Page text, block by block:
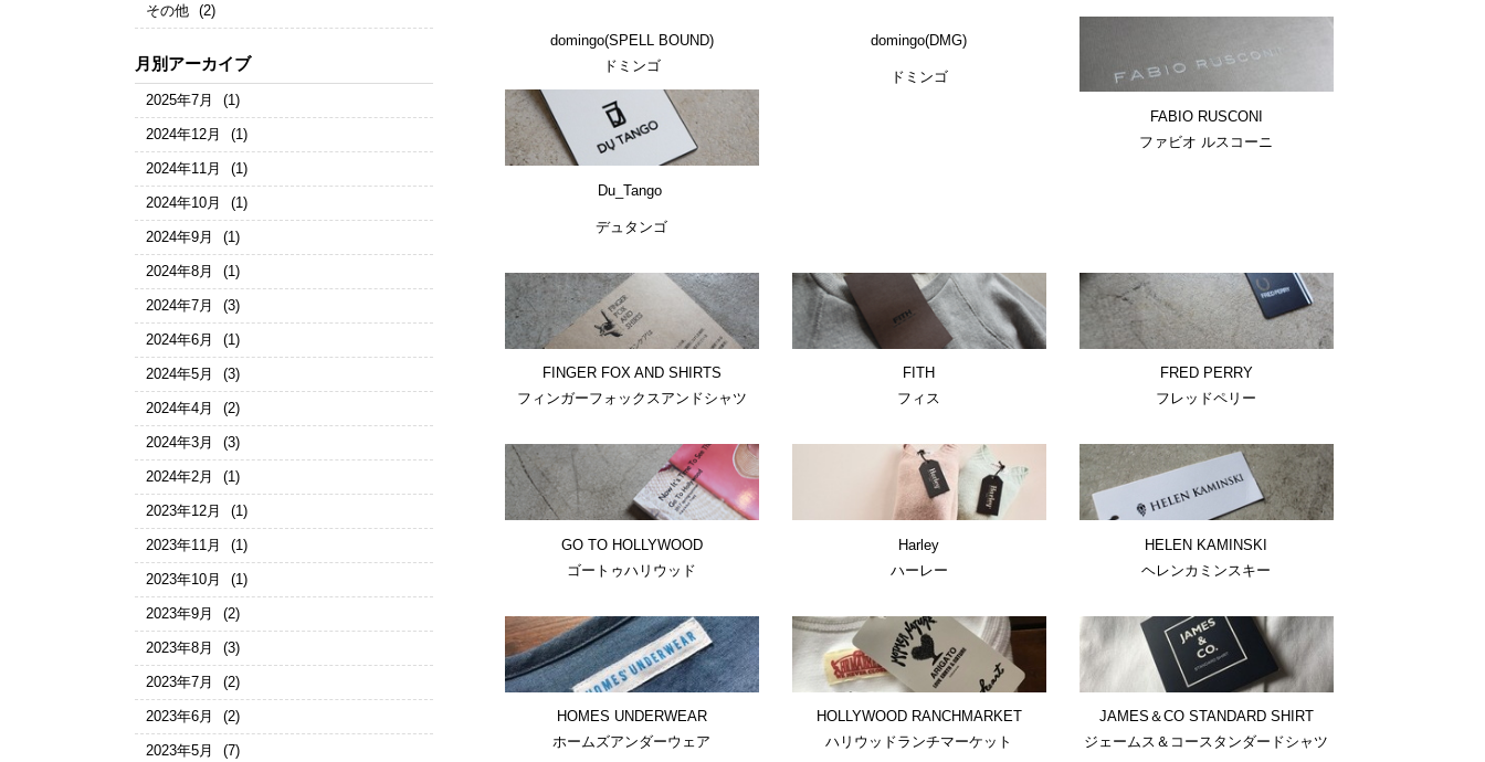
domingo(SPELL BOUND)
ドミンゴ
Du_Tango
デュタンゴ
domingo(DMG)
ドミンゴ
FABIO RUSCONI
ファビオ ルスコーニ
FINGER FOX AND SHIRTS
フィンガーフォックスアンドシャツ
FITH
フィス
FRED PERRY
フレッドペリー
GO TO HOLLYWOOD
ゴートゥハリウッド
Harley
ハーレー
HELEN KAMINSKI
ヘレンカミンスキー
HOMES UNDERWEAR
ホームズアンダーウェア
HOLLYWOOD RANCHMARKET
ハリウッドランチマーケット
JAMES＆CO STANDARD SHIRT
ジェームス＆コースタンダードシャツ
その他 (2)
月別アーカイブ
2025年7月 (1)
2024年12月 (1)
2024年11月 (1)
2024年10月 (1)
2024年9月 (1)
2024年8月 (1)
2024年7月 (3)
2024年6月 (1)
2024年5月 (3)
2024年4月 (2)
2024年3月 (3)
2024年2月 (1)
2023年12月 (1)
2023年11月 (1)
2023年10月 (1)
2023年9月 (2)
2023年8月 (3)
2023年7月 (2)
2023年6月 (2)
2023年5月 (7)